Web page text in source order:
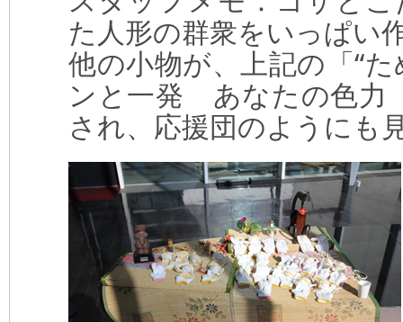
た人形の群衆をいっぱい
他の小物が、上記の「“
ンと一発 あなたの色力
され、応援団のようにも